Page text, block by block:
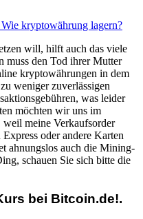
kryptowährung lagern?
will, hilft auch das viele
muss den Tod ihrer Mutter
kryptowährungen in dem
weniger zuverlässigen
was leider
möchten wir uns im
weil meine Verkaufsorder
oder andere Karten
ahnungslos auch die Mining-
schauen Sie sich bitte die
bei Bitcoin.de!.